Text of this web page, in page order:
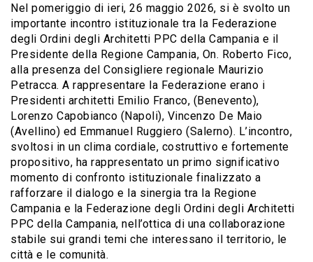
Nel pomeriggio di ieri, 26 maggio 2026, si è svolto un
importante incontro istituzionale tra la Federazione
degli Ordini degli Architetti PPC della Campania e il
Presidente della Regione Campania, On. Roberto Fico,
alla presenza del Consigliere regionale Maurizio
Petracca. A rappresentare la Federazione erano i
Presidenti architetti Emilio Franco, (Benevento),
Lorenzo Capobianco (Napoli), Vincenzo De Maio
(Avellino) ed Emmanuel Ruggiero (Salerno). L’incontro,
svoltosi in un clima cordiale, costruttivo e fortemente
propositivo, ha rappresentato un primo significativo
momento di confronto istituzionale finalizzato a
rafforzare il dialogo e la sinergia tra la Regione
Campania e la Federazione degli Ordini degli Architetti
PPC della Campania, nell’ottica di una collaborazione
stabile sui grandi temi che interessano il territorio, le
città e le comunità.